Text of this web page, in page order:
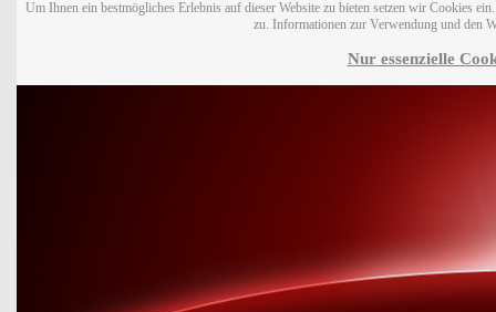
Um Ihnen ein bestmögliches Erlebnis auf dieser Website zu bieten setzen wir Cookies
zu. Informationen zur Verwendung und den
Nur essenzielle